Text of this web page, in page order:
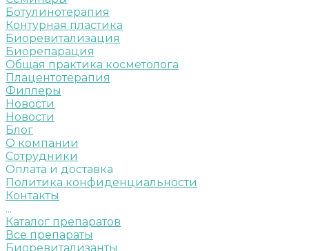
Ботулинотерапия
Контурная пластика
Биоревитализация
Биорепарация
Общая практика косметолога
Плацентотерапия
Филлеры
Новости
Новости
Блог
О компании
Сотрудники
Оплата и доставка
Политика конфиденциальности
Контакты
...
Каталог препаратов
Все препараты
Биоревитализанты